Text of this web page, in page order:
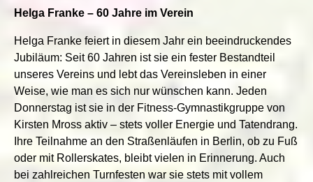
Helga Franke – 60 Jahre im Verein
Helga Franke feiert in diesem Jahr ein beeindruckendes
Jubiläum: Seit 60 Jahren ist sie ein fester Bestandteil
unseres Vereins und lebt das Vereinsleben in einer
Weise, wie man es sich nur wünschen kann. Jeden
Donnerstag ist sie in der Fitness-Gymnastikgruppe von
Kirsten Mross aktiv – stets voller Energie und Tatendrang.
Ihre Teilnahme an den Straßenläufen in Berlin, ob zu Fuß
oder mit Rollerskates, bleibt vielen in Erinnerung. Auch
bei zahlreichen Turnfesten war sie stets mit vollem